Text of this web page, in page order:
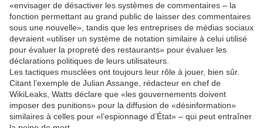
«envisager de désactiver les systèmes de commentaires – la
fonction permettant au grand public de laisser des commentaires
sous une nouvelle», tandis que les entreprises de médias sociaux
devraient «utiliser un système de notation similaire à celui utilisé
pour évaluer la propreté des restaurants» pour évaluer les
déclarations politiques de leurs utilisateurs.
Les tactiques musclées ont toujours leur rôle à jouer, bien sûr.
Citant l’exemple de Julian Assange, rédacteur en chef de
WikiLeaks, Watts déclare que «les gouvernements doivent
imposer des punitions» pour la diffusion de «désinformation»
similaires à celles pour «l’espionnage d’État» – qui peut entraîner